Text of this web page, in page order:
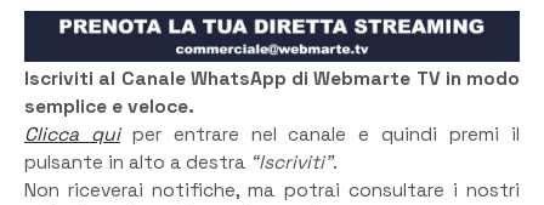
Iscriviti al Canale WhatsApp di Webmarte TV in modo
semplice e veloce.
Clicca quiper entrare nel canale e quindi premi il
pulsante in alto a destra “Iscriviti”.
Non riceverai notifiche, ma potrai consultare i nostri